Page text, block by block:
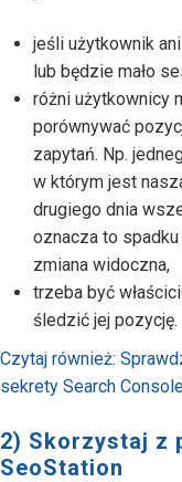
jeśli użytkownik
lub będzie mało
różni użytkownicy
porównywać
zapytań. Np.
w którym jest
drugiego dnia
oznacza to
zmiana widoczna,
trzeba być
śledzić jej pozycję.
Czytaj również:
sekrety Search
2) Skorzystaj z
SeoStation